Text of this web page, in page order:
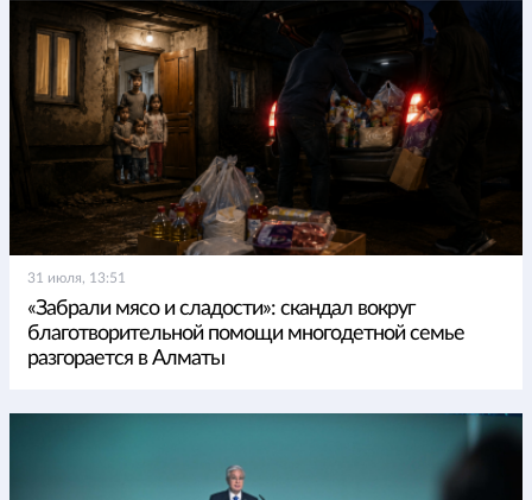
31 июля, 13:51
«Забрали мясо и сладости»: скандал вокруг
благотворительной помощи многодетной семье
разгорается в Алматы